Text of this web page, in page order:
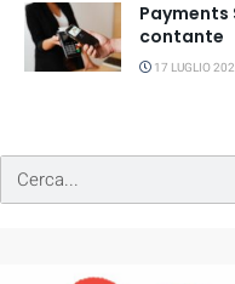
Payments
contante
17 LUGLIO